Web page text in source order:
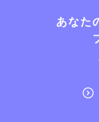
あなた